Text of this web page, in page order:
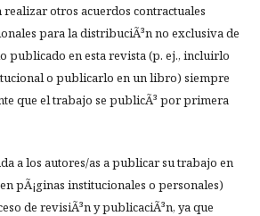
realizar otros acuerdos contractuales
para la distribuciÃ³n no exclusiva de
publicado en esta revista (p. ej., incluirlo
o publicarlo en un libro) siempre
que el trabajo se publicÃ³ por primera
a los autores/as a publicar su trabajo en
pÃ¡ginas institucionales o personales)
de revisiÃ³n y publicaciÃ³n, ya que